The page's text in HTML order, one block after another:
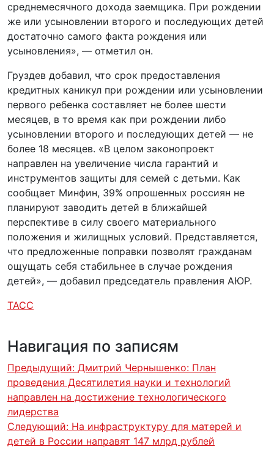
среднемесячного дохода заемщика. При рождении
же или усыновлении второго и последующих детей
достаточно самого факта рождения или
усыновления», — отметил он.
Груздев добавил, что срок предоставления
кредитных каникул при рождении или усыновлении
первого ребенка составляет не более шести
месяцев, в то время как при рождении либо
усыновлении второго и последующих детей — не
более 18 месяцев. «В целом законопроект
направлен на увеличение числа гарантий и
инструментов защиты для семей с детьми. Как
сообщает Минфин, 39% опрошенных россиян не
планируют заводить детей в ближайшей
перспективе в силу своего материального
положения и жилищных условий. Представляется,
что предложенные поправки позволят гражданам
ощущать себя стабильнее в случае рождения
детей», — добавил председатель правления АЮР.
ТАСС
Навигация по записям
Предыдущий: Дмитрий Чернышенко: План
проведения Десятилетия науки и технологий
направлен на достижение технологического
лидерства
Следующий: На инфраструктуру для матерей и
детей в России направят 147 млрд рублей